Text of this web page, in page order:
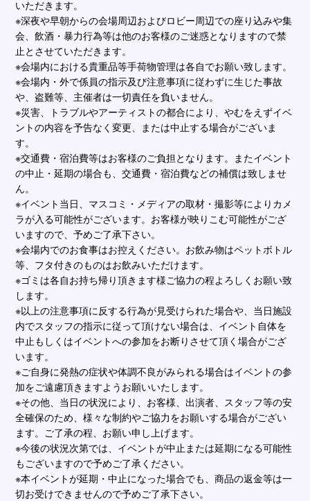
いただきます。
※深夜や早朝からの会場周辺およびロビー周辺での座り込みや集
会、飲酒・暴⼒⾏為等は他のお客様のご迷惑となりますので禁
⽌とさせていただきます。
※会場内における貴重品等⼿荷物管理は各⾃でお願い致します。
※会場内・外で係員の指⽰及び注意事項に従わずに⽣じた事故
や、盗難等、主催者は⼀切責任を負いません。
※災害、トラブルやアーティストの都合により、やむをえずイベ
ントの内容を予告なく変更、または中⽌する場合がございま
す。
※交通費・宿泊費等はお客様のご負担となります。またイベント
の中⽌・延期の場合も、交通費・宿泊費などの補償は致しませ
ん。
※イベント当⽇、マスコミ・メディアの取材・撮影等によりカメ
ラが⼊る可能性がございます。お客様が映りこむ可能性がござ
いますので、予めご了承下さい。
※会場内でのお⾷事はお控えください。お飲み物はペットボトル
等、フタ付きのものはお飲みいただけます。
※ゴミは各⾃お持ち帰り頂きます様ご協⼒の程よろしくお願い致
します。
※以上の注意事項に反する⾏為が⾒受けられた場合や、当⽇施設
内でスタッフの指⽰に従って頂けない場合は、イベント⾃体を
中⽌もしくはイベントへの参加をお断りさせて頂く場合がござ
います。
※ご⾃⾝に発熱の症状や体調不良がみられる場合はイベントの参
加をご遠慮頂きますようお願いいたします。
※その他、当⽇の状況により、お客様、出演者、スタッフ等の安
全確保のため、様々な制約やご協⼒をお願いする場合がござい
ます。ご了承の程、お願い申し上げます。
※今後の状況次第では、イベントが中⽌または延期になる可能性
もございますので予めご了承ください。
※本イベントが延期・中⽌になった場合でも、商品の返⾦等は⼀
切お受けできませんので予めご了承下さい。